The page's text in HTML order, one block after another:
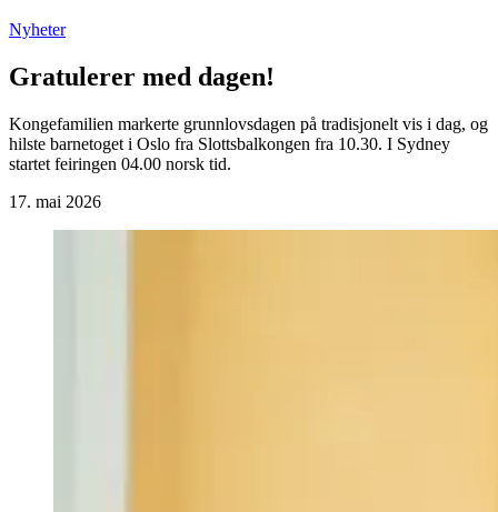
Nyheter
Gratulerer med dagen!
Kongefamilien markerte grunnlovsdagen på tradisjonelt vis i dag, og
hilste barnetoget i Oslo fra Slottsbalkongen fra 10.30. I Sydney
startet feiringen 04.00 norsk tid.
17. mai 2026